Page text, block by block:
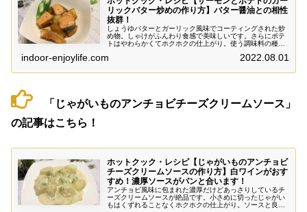
リックバター炒めの作り方】バター醤油との相性
抜群！
しょうゆバターとガーリック風味でコーティングされた炒
め物。しゃけがふんわり食感で美味しいです。さらにポテ
トはやわらかくてホクホクの仕上がり。使う調味料の種類
indoor-enjoylife.com 2022.08.01
「じゃがいものアンチョビチーズクリームソース」
の記事はこちら！
ホットクック・レシピ【じゃがいものアンチョビ
チーズクリームソースの作り方】白ワインがおす
すめ！濃厚ソースがパンと合います！
アンチョビ風味に包まれた濃厚だけどあっさりしているチ
ーズクリームソースが絶品です。小さめに切ったじゃがい
もはくずれることなくホクホクの仕上がり。ソースと良く